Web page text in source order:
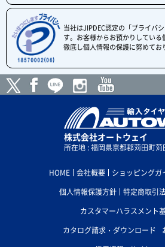
当社はJIPDEC認定の「プライバ
す。お客様からお預かりしてい
徹底し個人情報の保護に努めてお
株式会社オートウェイ
所在地 : 福岡県京都郡苅田町
HOME 会社概要 ショッピングガ
個人情報保護方針
特定商取引
カスタマーハラスメント
カタログ請求・ダウンロード